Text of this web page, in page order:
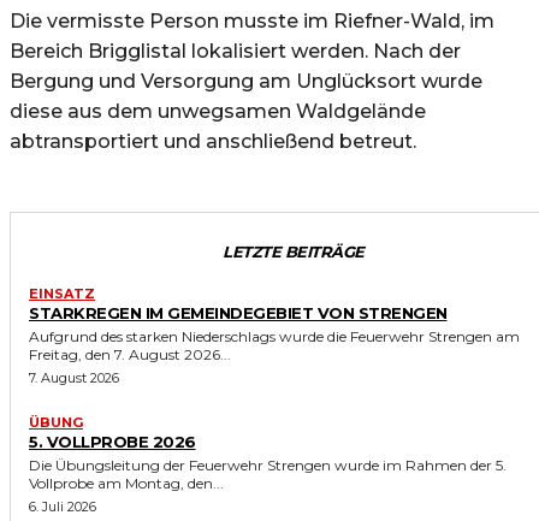
Die vermisste Person musste im Riefner-Wald, im
Bereich Brigglistal lokalisiert werden. Nach der
Bergung und Versorgung am Unglücksort wurde
diese aus dem unwegsamen Waldgelände
abtransportiert und anschließend betreut.
LETZTE BEITRÄGE
EINSATZ
STARKREGEN IM GEMEINDEGEBIET VON STRENGEN
Aufgrund des starken Niederschlags wurde die Feuerwehr Strengen am
Freitag, den 7. August 2026...
7. August 2026
ÜBUNG
5. VOLLPROBE 2026
Die Übungsleitung der Feuerwehr Strengen wurde im Rahmen der 5.
Vollprobe am Montag, den...
6. Juli 2026